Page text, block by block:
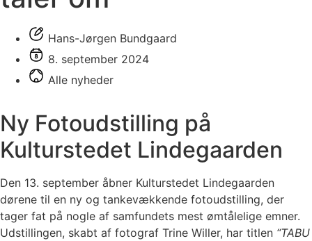
Hans-Jørgen Bundgaard
8. september 2024
Alle nyheder
Ny Fotoudstilling på
Kulturstedet Lindegaarden
Den 13. september åbner Kulturstedet Lindegaarden
dørene til en ny og tankevækkende fotoudstilling, der
tager fat på nogle af samfundets mest ømtålelige emner.
Udstillingen, skabt af fotograf Trine Willer, har titlen “TABU